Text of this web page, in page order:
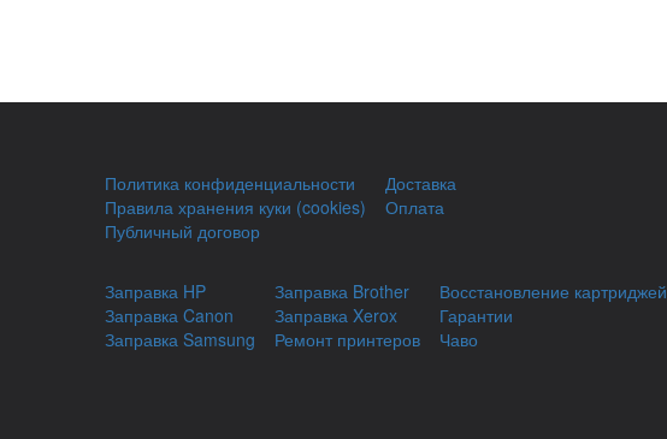
Политика конфиденциальности
Правила хранения куки (cookies)
Публичный договор
Доставка
Оплата
Заправка HP
Заправка Canon
Заправка Samsung
Заправка Brother
Заправка Xerox
Ремонт принтеров
Восстановление картриджей
Гарантии
Чаво